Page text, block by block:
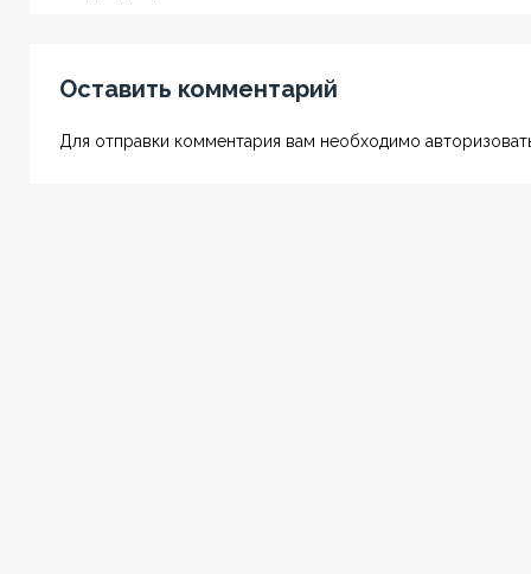
Оставить комментарий
Для отправки комментария вам необходимо